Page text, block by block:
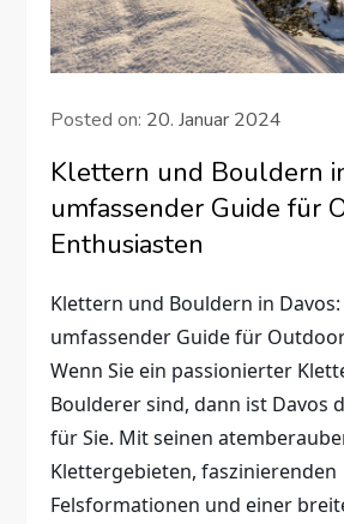
Posted on: 20. Januar 2024
Klettern und Bouldern
umfassender Guide für
Enthusiasten
Klettern und Bouldern in Davos:
umfassender Guide für
Wenn Sie ein passionierter
Boulderer sind, dann ist Davos
für Sie. Mit seinen
Klettergebieten, faszinierenden
Felsformationen und einer